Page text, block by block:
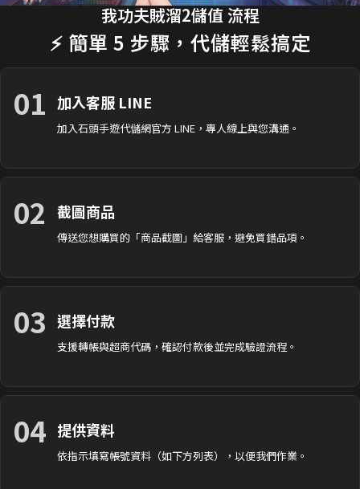
30分鐘前 Ap**le 購買了 990元 月卡
35分鐘前 楊**婷 購買了 3290元 禮包 交易成功
我功夫賊溜2儲值 流程
⚡ 簡單 5 步驟，代儲輕鬆搞定
01 加入客服 LINE
加入石頭手遊代儲網官方 LINE，專人線上與您溝通。
02 截圖商品
傳送您想購買的「商品截圖」給客服，避免買錯品項。
03 選擇付款
支援轉帳與超商代碼，確認付款後並完成驗證流程。
04 提供資料
依指示填寫帳號資料（如下方列表），以便我們作業。